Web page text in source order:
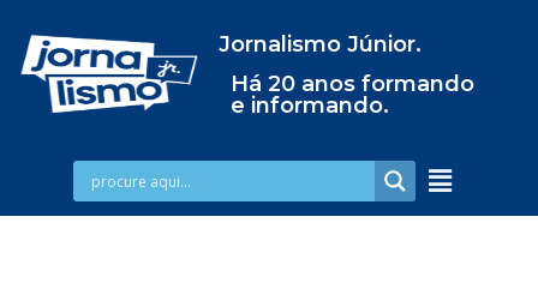
Jornalismo Júnior.
Há 20 anos formando
e informando.